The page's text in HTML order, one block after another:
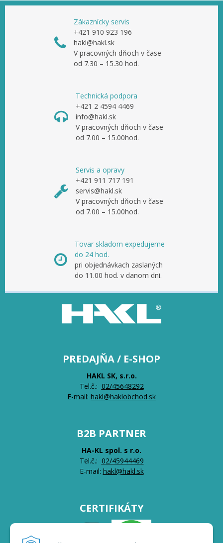
Zákaznícky servis
+421 910 923 196
hakl@hakl.sk
V pracovných dňoch v čase
od 7.30 – 15.30 hod.
Technická podpora
+421 2 4594 4469
info@hakl.sk
V pracovných dňoch v čase
od 7.00 – 15.00hod.
Servis a opravy
+421 911 717 191
servis@hakl.sk
V pracovných dňoch v čase
od 7.00 – 15.00hod.
Tovar skladom expedujeme
do 24 hod.
pri objednávkach zaslaných
do 11.00 hod. v danom dni.
PREDAJŇA / E-SHOP
HAKL SK, s.r.o.
Tel.č.: 02/45648292
E-mail: hakl@haklobchod.sk
B2B PARTNER
HA-KL spol. s r.o.
Tel.č.: 02/45944469
E-mail: hakl@hakl.sk
CERTIFIKÁTY